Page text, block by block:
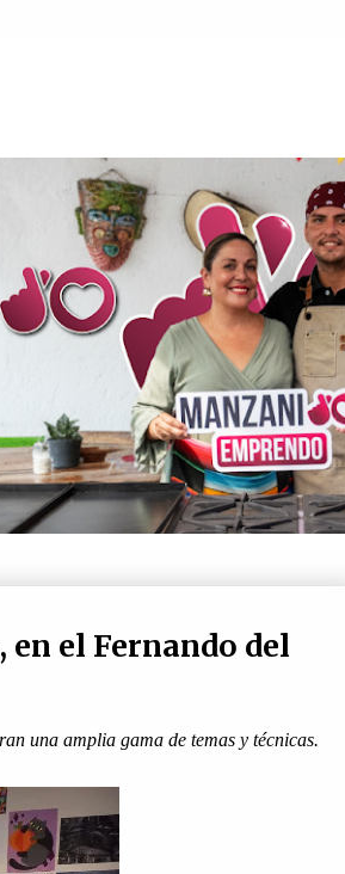
el Fernando del
una amplia gama de temas y técnicas.